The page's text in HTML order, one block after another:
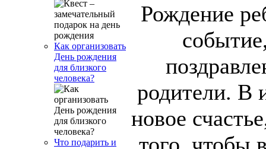
Как организовать
День рождения
для близкого
человека?
Что подарить и
Рождение
родители. В
новое